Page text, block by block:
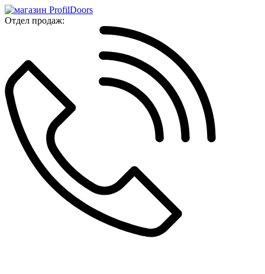
Отдел продаж: